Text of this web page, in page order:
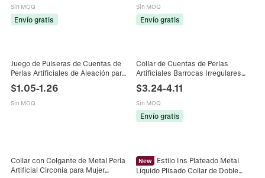
Sin MOQ
Envío gratis
Sin MOQ
Envío gratis
Juego de Pulseras de Cuentas de
Perlas Artificiales de Aleación para
Mujer Pulsera de Metal con
Colgante de Corazón
$1.05-1.26
Sin MOQ
Collar de Cuentas de Perlas
Artificiales Barrocas Irregulares
para Mujer Hombre de Acero
Inoxidable Cuentas de Metal
Fundido
$3.24-4.11
Sin MOQ
Envío gratis
Collar con Colgante de Metal Perla
Artificial Circonia para Mujer
New
Estilo Ins Plateado Metal
Líquido Plisado Collar de Doble